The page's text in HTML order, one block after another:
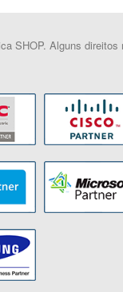
SHOP. Alguns direitos